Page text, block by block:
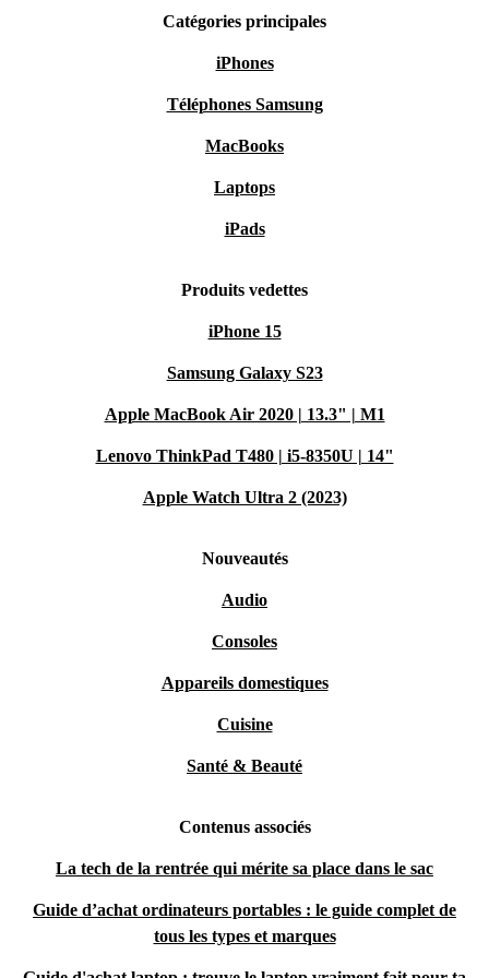
Catégories principales
iPhones
Téléphones Samsung
MacBooks
Laptops
iPads
Produits vedettes
iPhone 15
Samsung Galaxy S23
Apple MacBook Air 2020 | 13.3" | M1
Lenovo ThinkPad T480 | i5-8350U | 14"
Apple Watch Ultra 2 (2023)
Nouveautés
Audio
Consoles
Appareils domestiques
Cuisine
Santé & Beauté
Contenus associés
La tech de la rentrée qui mérite sa place dans le sac
Guide d’achat ordinateurs portables : le guide complet de
tous les types et marques